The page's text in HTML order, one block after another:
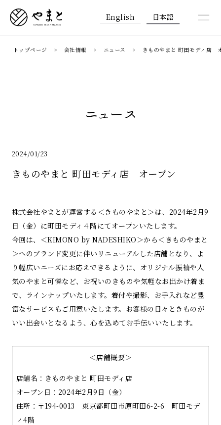
English 日本語
トップページ 会社情報 ニュース きものやまと 町田モディ店
ニュース
2024/01/23
きものやまと 町田モディ店 オープン
株式会社やまとが運営する＜きものやまと＞は、2024年2月9
日（金）に町田モディ４階にてオープンいたします。
今回は、＜KIMONO by NADESHIKO＞から＜きものやまと
＞へのブランド変更に伴いリニューアルした店舗となり、よ
り幅広いニーズにお応えできるように、オリジナル振袖や人
気のやまと可憐など、お祝いのきものや気軽なお出かけ着ま
で、ラインナップいたします。着付や撮影、お手入れなど豊
富なサービスもご用意いたします。お客様の日々ときものが
いい出会いとなるよう、心を込めてお手伝いいたします。
＜店舗概要＞
店舗名：きものやまと 町田モディ店
オープン日：2024年2月9日（金）
住所：〒194-0013 東京都町田市原町田6-2-6 町田モデ
ィ4階